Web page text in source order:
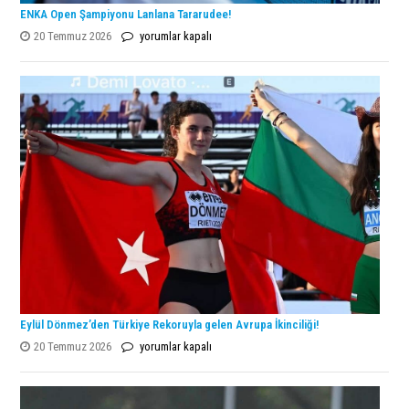
ENKA Open Şampiyonu Lanlana Tararudee!
20 Temmuz 2026
ENKA
Şampiyonu
Lanlana
Tararudee!
için
yorumlar kapalı
Eylül Dönmez’den Türkiye Rekoruyla gelen Avrupa İkinciliği!
20 Temmuz 2026
Eylül
Türkiye
yorumlar kapalı